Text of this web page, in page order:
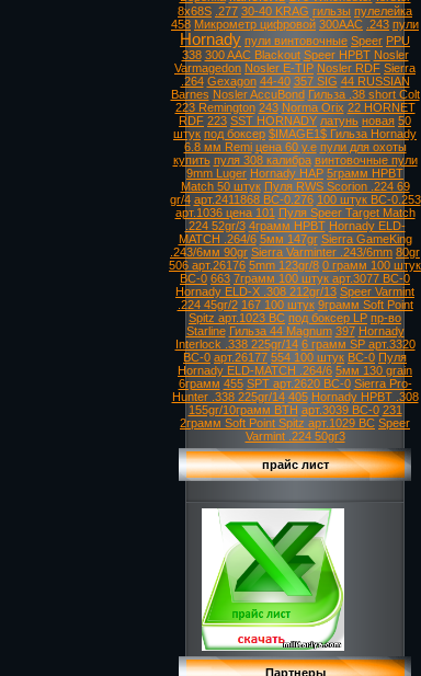
8х68S .277 30-40 KRAG гильзы пулелейка
458 Микрометр цифровой 300AAC .243 пули
Hornady пули винтовочные Speer PPU
338 300 AAC Blackout Speer HPBT Nosler
Varmagedon Nosler E-TIP Nosler RDF Sierra
.264 Gexagon 44-40 357 SIG 44 RUSSIAN
Barnes Nosler AccuBond Гильза .38 short Colt
223 Remington 243 Norma Orix 22 HORNET
RDF 223 SST HORNADY латунь новая 50
штук под боксер $IMAGE1$ Гильза Hornady
6.8 мм Remi цена 60 у.е пули для охоты
купить пуля 308 калибра винтовочные пули
9mm Luger Hornady HAP 5грамм HPBT
Match 50 штук Пуля RWS Scorion .224 69
gr/4 арт.2411868 ВС-0.276 100 штук ВС-0.253
арт.1036 цена 101 Пуля Speer Target Match
.224 52gr/3 4грамм HPBT Hornady ELD-
MATCH .264/6 5мм 147gr Sierra GameKing
.243/6мм 90gr Sierra Varminter .243/6mm 80gr
506 арт.26176 5mm 123gr/8 0 грамм 100 штук
ВС-0 663 7грамм 100 штук арт.3077 ВС-0
Hornady ELD-X .308 212gr/13 Speer Varmint
.224 45gr/2 167 100 штук 9грамм Soft Point
Spitz арт.1023 ВС под боксер LP пр-во
Starline Гильза 44 Magnum 397 Hornady
Interlock .338 225gr/14 6 грамм SP арт.3320
ВС-0 арт.26177 554 100 штук ВС-0 Пуля
Hornady ELD-MATCH .264/6 5мм 130 grain
6грамм 455 SPT арт.2620 ВС-0 Sierra Pro-
Hunter .338 225gr/14 405 Hornady HPBT .308
155gr/10грамм BTH арт.3039 ВС-0 231
2грамм Soft Point Spitz арт.1029 ВС Speer
Varmint .224 50gr3
прайс лист
Партнеры